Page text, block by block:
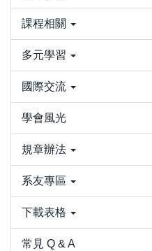
課程相關
多元學習
國際交流
學會風光
規章辦法
系友專區
下載表格
常見 Q & A